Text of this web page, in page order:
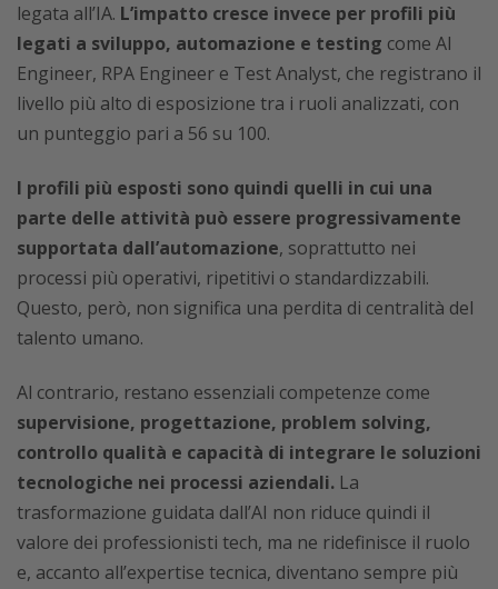
legata all’IA. L’impatto cresce invece per profili più
legati a sviluppo, automazione e testing come AI
Engineer, RPA Engineer e Test Analyst, che registrano il
livello più alto di esposizione tra i ruoli analizzati, con
un punteggio pari a 56 su 100.
I profili più esposti sono quindi quelli in cui una
parte delle attività può essere progressivamente
supportata dall’automazione, soprattutto nei
processi più operativi, ripetitivi o standardizzabili.
Questo, però, non significa una perdita di centralità del
talento umano.
Al contrario, restano essenziali competenze come
supervisione, progettazione, problem solving,
controllo qualità e capacità di integrare le soluzioni
tecnologiche nei processi aziendali. La
trasformazione guidata dall’AI non riduce quindi il
valore dei professionisti tech, ma ne ridefinisce il ruolo
e, accanto all’expertise tecnica, diventano sempre più